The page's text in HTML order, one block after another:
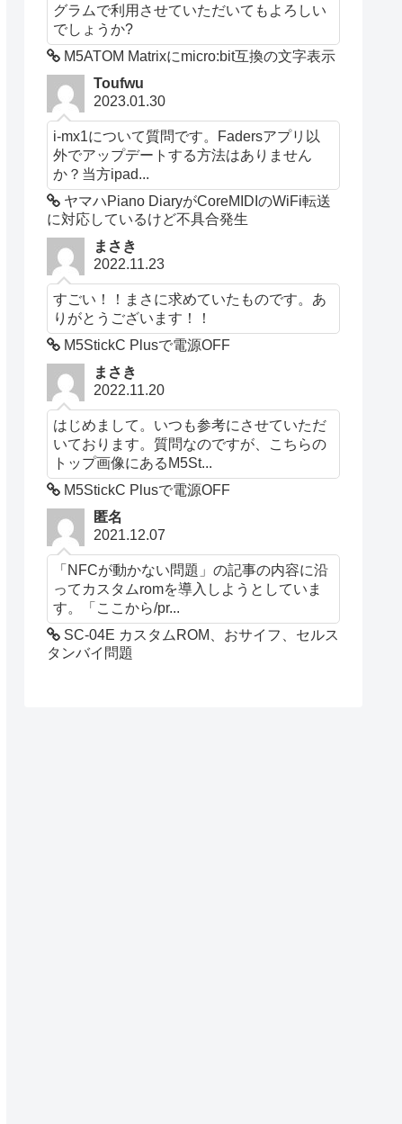
グラムで利用させていただいてもよろしい
でしょうか?
M5ATOM Matrixにmicro:bit互換の文字表示
Toufwu
2023.01.30
i-mx1について質問です。Fadersアプリ以
外でアップデートする方法はありません
か？当方ipad...
ヤマハPiano DiaryがCoreMIDIのWiFi転送
に対応しているけど不具合発生
まさき
2022.11.23
すごい！！まさに求めていたものです。あ
りがとうございます！！
M5StickC Plusで電源OFF
まさき
2022.11.20
はじめまして。いつも参考にさせていただ
いております。質問なのですが、こちらの
トップ画像にあるM5St...
M5StickC Plusで電源OFF
匿名
2021.12.07
「NFCが動かない問題」の記事の内容に沿
ってカスタムromを導入しようとしていま
す。「ここから/pr...
SC-04E カスタムROM、おサイフ、セルス
タンバイ問題